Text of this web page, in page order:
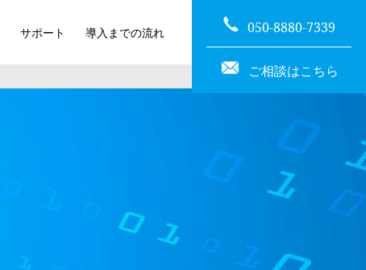
サポート 導入までの流れ 050-8880-7339
ご相談はこちら